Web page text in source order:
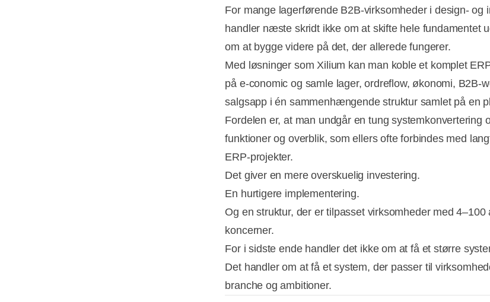
For mange lagerførende B2B-virksomheder i design- og
handler næste skridt ikke om at skifte hele fundamentet
om at bygge videre på det, der allerede fungerer.
Med løsninger som Xilium kan man koble et komplet
på e-conomic og samle lager, ordreflow, økonomi, B2B-
salgsapp i én sammenhængende struktur samlet på en
Fordelen er, at man undgår en tung systemkonvertering
funktioner og overblik, som ellers ofte forbindes med
ERP-projekter.
Det giver en mere overskuelig investering.
En hurtigere implementering.
Og en struktur, der er tilpasset virksomheder med 4–100
koncerner.
For i sidste ende handler det ikke om at få et større
Det handler om at få et system, der passer til
branche og ambitioner.